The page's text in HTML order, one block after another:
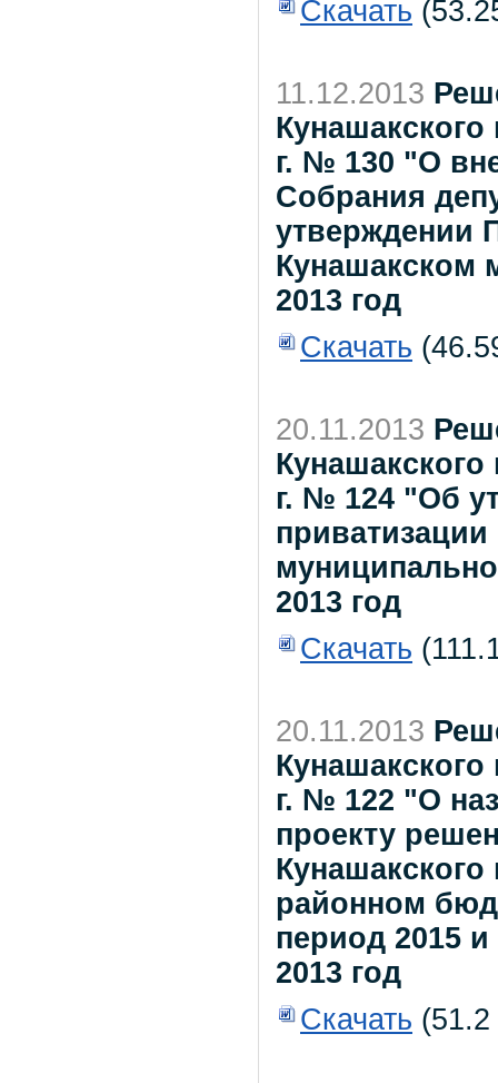
Скачать
11.12.2013
Кунашакского
г. № 130 "О
Собрания
утверждении
Кунашакском
2013 год
Скачать
20.11.2013
Кунашакского
г. № 124 "Об
2013 год
Скачать
20.11.2013
Кунашакского
г. № 122 "О
проекту
районном
период 2015
2013 год
Скачать